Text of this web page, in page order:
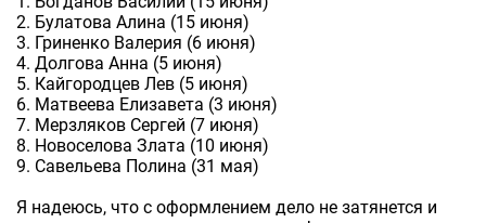
2. Булатова Алина (15 июня)
3. Гриненко Валерия (6 июня)
4. Долгова Анна (5 июня)
5. Кайгородцев Лев (5 июня)
6. Матвеева Елизавета (3 июня)
7. Мерзляков Сергей (7 июня)
8. Новоселова Злата (10 июня)
9. Савельева Полина (31 мая)
Я надеюсь, что с оформлением дело не затянется и